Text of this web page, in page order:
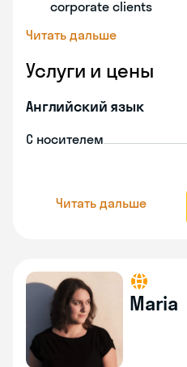
corporate clients
Читать дальше
Услуги и цены
Английский язык
С носителем
Читать дальше
Maria